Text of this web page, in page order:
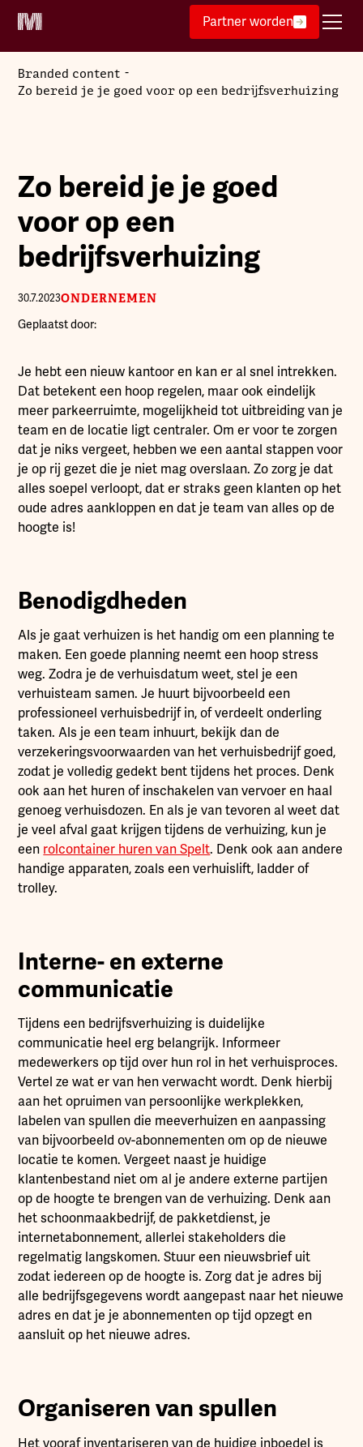
Partner worden
Branded content -
Zo bereid je je goed voor op een bedrijfsverhuizing
Zo bereid je je goed
voor op een
bedrijfsverhuizing
30.7.2023ONDERNEMEN
Geplaatst door:
Je hebt een nieuw kantoor en kan er al snel intrekken.
Dat betekent een hoop regelen, maar ook eindelijk
meer parkeerruimte, mogelijkheid tot uitbreiding van je
team en de locatie ligt centraler. Om er voor te zorgen
dat je niks vergeet, hebben we een aantal stappen voor
je op rij gezet die je niet mag overslaan. Zo zorg je dat
alles soepel verloopt, dat er straks geen klanten op het
oude adres aankloppen en dat je team van alles op de
hoogte is!
Benodigdheden
Als je gaat verhuizen is het handig om een planning te
maken. Een goede planning neemt een hoop stress
weg. Zodra je de verhuisdatum weet, stel je een
verhuisteam samen. Je huurt bijvoorbeeld een
professioneel verhuisbedrijf in, of verdeelt onderling
taken. Als je een team inhuurt, bekijk dan de
verzekeringsvoorwaarden van het verhuisbedrijf goed,
zodat je volledig gedekt bent tijdens het proces. Denk
ook aan het huren of inschakelen van vervoer en haal
genoeg verhuisdozen. En als je van tevoren al weet dat
je veel afval gaat krijgen tijdens de verhuizing, kun je
een rolcontainer huren van Spelt. Denk ook aan andere
handige apparaten, zoals een verhuislift, ladder of
trolley.
Interne- en externe
communicatie
Tijdens een bedrijfsverhuizing is duidelijke
communicatie heel erg belangrijk. Informeer
medewerkers op tijd over hun rol in het verhuisproces.
Vertel ze wat er van hen verwacht wordt. Denk hierbij
aan het opruimen van persoonlijke werkplekken,
labelen van spullen die meeverhuizen en aanpassing
van bijvoorbeeld ov-abonnementen om op de nieuwe
locatie te komen. Vergeet naast je huidige
klantenbestand niet om al je andere externe partijen
op de hoogte te brengen van de verhuizing. Denk aan
het schoonmaakbedrijf, de pakketdienst, je
internetabonnement, allerlei stakeholders die
regelmatig langskomen. Stuur een nieuwsbrief uit
zodat iedereen op de hoogte is. Zorg dat je adres bij
alle bedrijfsgegevens wordt aangepast naar het nieuwe
adres en dat je je abonnementen op tijd opzegt en
aansluit op het nieuwe adres.
Organiseren van spullen
Het vooraf inventariseren van de huidige inboedel is